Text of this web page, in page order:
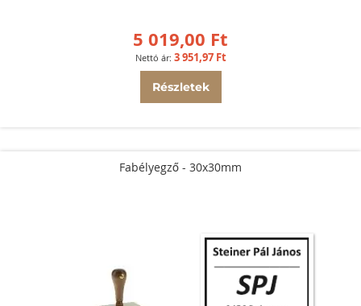
5 019,00 Ft
3 951,97 Ft
Részletek
Fabélyegző - 30x30mm